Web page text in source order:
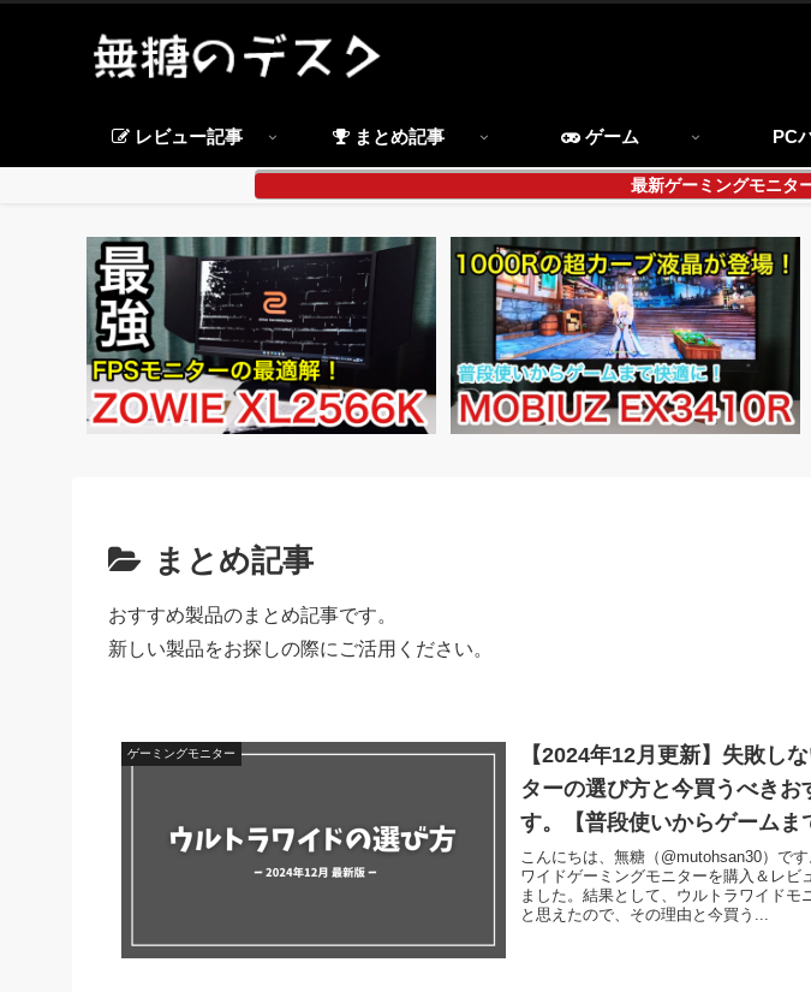
レビュー記事 まとめ記事 ゲーム PC
最新ゲーミングモニタ
まとめ記事
おすすめ製品のまとめ記事です。
新しい製品をお探しの際にご活用ください。
ゲーミングモニター
【2024年12月更新】失敗し
ターの選び方と今買うべきお
す。【普段使いからゲームま
こんにちは、無糖（@mutohsan30）で
ワイドゲーミングモニターを購入＆レビ
ました。結果として、ウルトラワイドモ
と思えたので、その理由と今買う...